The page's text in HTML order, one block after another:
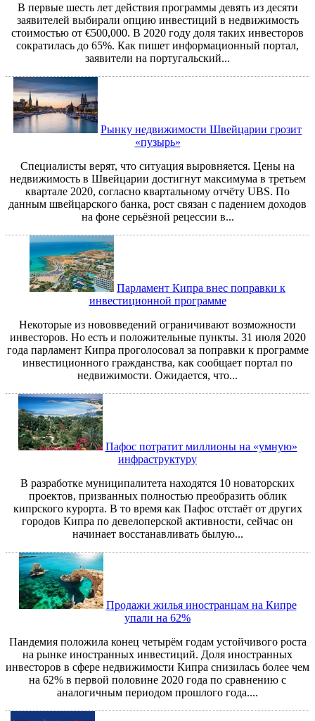
В первые шесть лет действия программы девять из десяти
заявителей выбирали опцию инвестиций в недвижимость
стоимостью от €500,000. В 2020 году доля таких инвесторов
сократилась до 65%. Как пишет информационный портал,
заявители на португальский...
Рынку недвижимости Швейцарии грозит
«пузырь»
Специалисты верят, что ситуация выровняется. Цены на
недвижимость в Швейцарии достигнут максимума в третьем
квартале 2020, согласно квартальному отчёту UBS. По
данным швейцарского банка, рост связан с падением доходов
на фоне серьёзной рецессии в...
Парламент Кипра внес поправки к
инвестиционной программе
Некоторые из нововведений ограничивают возможности
инвесторов. Но есть и положительные пункты. 31 июля 2020
года парламент Кипра проголосовал за поправки к программе
инвестиционного гражданства, как сообщает портал по
недвижимости. Ожидается, что...
Пафос потратит миллионы на «умную»
инфраструктуру
В разработке муниципалитета находятся 10 новаторских
проектов, призванных полностью преобразить облик
кипрского курорта. В то время как Пафос отстаёт от других
городов Кипра по девелоперской активности, сейчас он
начинает восстанавливать былую...
Продажи жилья иностранцам на Кипре
упали на 62%
Пандемия положила конец четырём годам устойчивого роста
на рынке иностранных инвестиций. Доля иностранных
инвесторов в сфере недвижимости Кипра снизилась более чем
на 62% в первой половине 2020 года по сравнению с
аналогичным периодом прошлого года....